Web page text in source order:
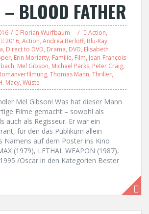
BLOOD FATHER
Florian Wurfbaum Action,
2016, Action, Andrea Berloff, Blu-Ray,
, Direct to DVD, Drama, DVD, Elisabeth
, Erin Moriarty, Familie, Film, Jean-François
, Mel Gibson, Michael Parks, Peter Craig,
, Thomas Mann, Thriller,
Macy, Wüste
Mel Gibson! Was hat dieser Mann
Filme gemacht – sowohl als
auch als Regisseur. Er war ein
für den das Publikum allein
Namens auf dem Poster ins Kino
(1979), LETHAL WEAPON (1987),
/Oscar in den Kategorien Bester